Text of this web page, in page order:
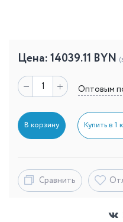
Цена:14039.11 BYN
В корзину Купить в 1
Сравнить